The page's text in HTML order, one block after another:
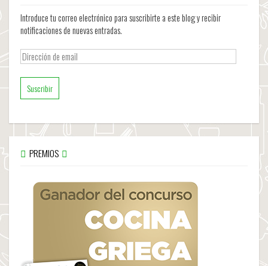
Introduce tu correo electrónico para suscribirte a este blog y recibir
notificaciones de nuevas entradas.
Dirección
de
email
PREMIOS